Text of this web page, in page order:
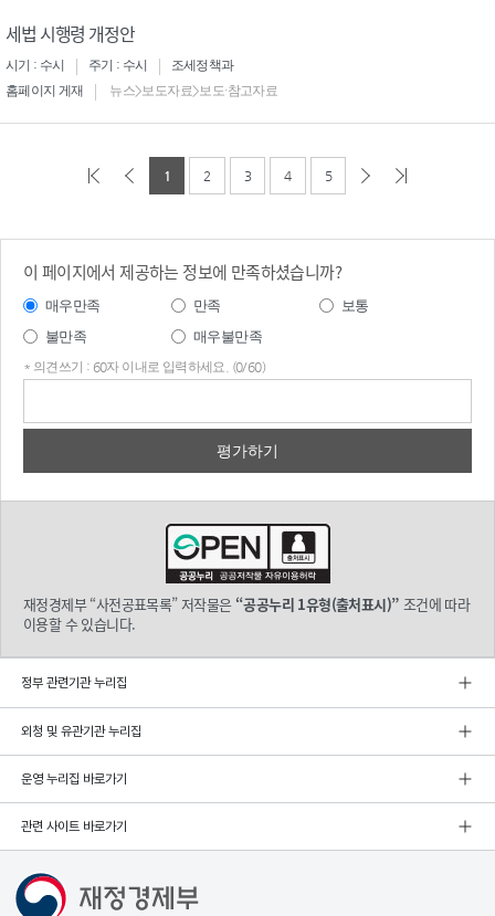
세법 시행령 개정안
시기 : 수시 주기 : 수시
조세정책과
홈페이지 게재
뉴스>보도자료>보도·참고자료
1 2 3 4 5
이 페이지에서 제공하는 정보에 만족하셨습니까?
매우만족 만족
보통
불만족
매우불만족
* 의견쓰기 : 60자 이내로 입력하세요. (0/60)
재정경제부 “사전공표목록” 저작물은 “공공누리 1유형(출처표시)” 조건에 따라
이용할 수 있습니다.
정부 관련기관 누리집
외청 및 유관기관 누리집
운영 누리집 바로가기
관련 사이트 바로가기